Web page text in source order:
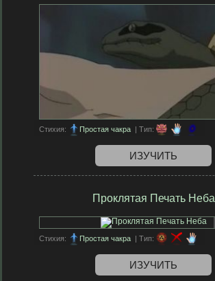
Стихия: Простая чакра | Тип:
ИЗУЧИТЬ
Проклятая Печать Неба
Стихия: Простая чакра | Тип:
ИЗУЧИТЬ